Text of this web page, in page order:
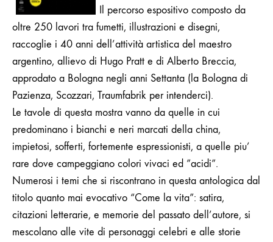
Il percorso espositivo composto da
oltre 250 lavori tra fumetti, illustrazioni e disegni,
raccoglie i 40 anni dell’attività artistica del maestro
argentino, allievo di Hugo Pratt e di Alberto Breccia,
approdato a Bologna negli anni Settanta (la Bologna di
Pazienza, Scozzari, Traumfabrik per intenderci).
Le tavole di questa mostra vanno da quelle in cui
predominano i bianchi e neri marcati della china,
impietosi, sofferti, fortemente espressionisti, a quelle piu’
rare dove campeggiano colori vivaci ed ”acidi”.
Numerosi i temi che si riscontrano in questa antologica dal
titolo quanto mai evocativo “Come la vita”: satira,
citazioni letterarie, e memorie del passato dell’autore, si
mescolano alle vite di personaggi celebri e alle storie